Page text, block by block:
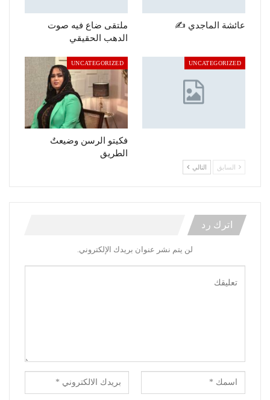
عائشة الماجدي ✍️
ملتقى ضاع فيه صوت
الدهب الحقيقي
UNCATEGORIZED
UNCATEGORIZED
فكيتو الرسن وضيعتٌ
الطريق
السابق التالي
اترك رد
لن يتم نشر عنوان بريدك الإلكتروني.